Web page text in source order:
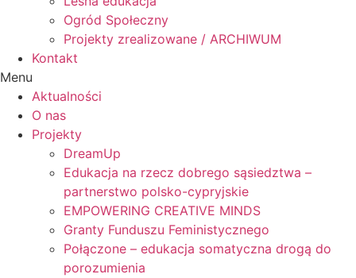
Ogród Społeczny
Projekty zrealizowane / ARCHIWUM
Kontakt
Menu
Aktualności
O nas
Projekty
DreamUp
Edukacja na rzecz dobrego sąsiedztwa –
partnerstwo polsko-cypryjskie
EMPOWERING CREATIVE MINDS
Granty Funduszu Feministycznego
Połączone – edukacja somatyczna drogą do
porozumienia